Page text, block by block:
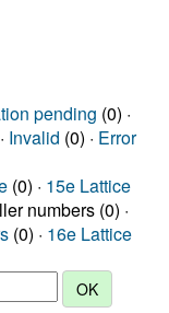
pending (0) ·
Invalid (0) · Error
(0) · 15e Lattice
numbers (0) ·
(0) · 16e Lattice